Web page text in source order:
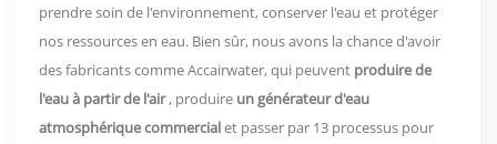
prendre soin de l'environnement, conserver l'eau et protéger
nos ressources en eau. Bien sûr, nous avons la chance d'avoir
des fabricants comme Accairwater, qui peuvent produire de
l'eau à partir de l'air, produire un générateur d'eau
atmosphérique commercialet passer par 13 processus pour